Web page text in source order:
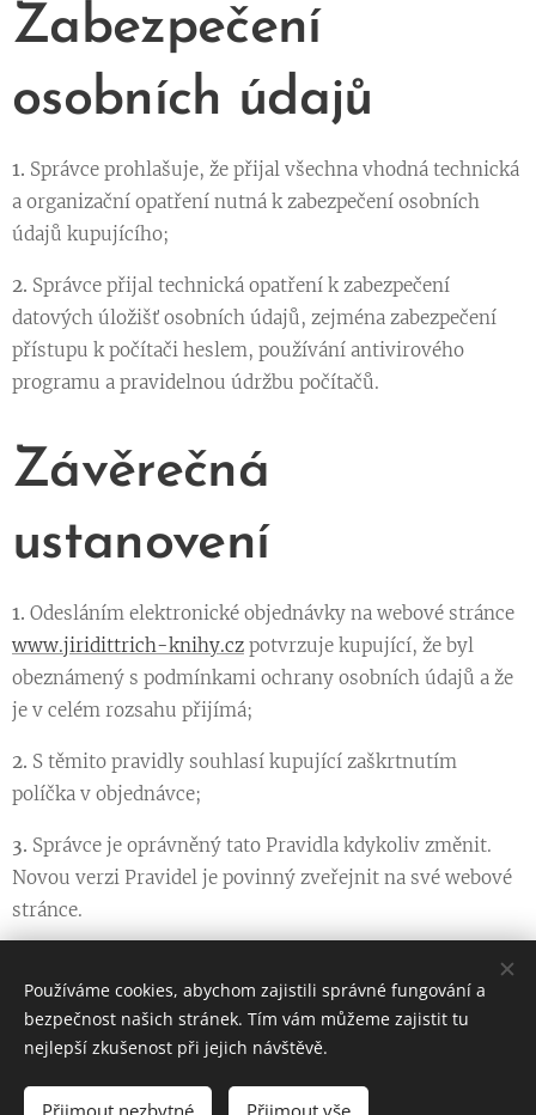
Zabezpečení
osobních údajů
1. Správce prohlašuje, že přijal všechna vhodná technická
a organizační opatření nutná k zabezpečení osobních
údajů kupujícího;
2. Správce přijal technická opatření k zabezpečení
datových úložišť osobních údajů, zejména zabezpečení
přístupu k počítači heslem, používání antivirového
programu a pravidelnou údržbu počítačů.
Závěrečná
ustanovení
1. Odesláním elektronické objednávky na webové stránce
www.jiridittrich-knihy.cz potvrzuje kupující, že byl
obeznámený s podmínkami ochrany osobních údajů a že
je v celém rozsahu přijímá;
2. S těmito pravidly souhlasí kupující zaškrtnutím
políčka v objednávce;
3. Správce je oprávněný tato Pravidla kdykoliv změnit.
Novou verzi Pravidel je povinný zveřejnit na své webové
stránce.
Jiří Dittrich
Používáme cookies, abychom zajistili správné fungování a
bezpečnost našich stránek. Tím vám můžeme zajistit tu
nejlepší zkušenost při jejich návštěvě.
Přijmout nezbytné Přijmout vše